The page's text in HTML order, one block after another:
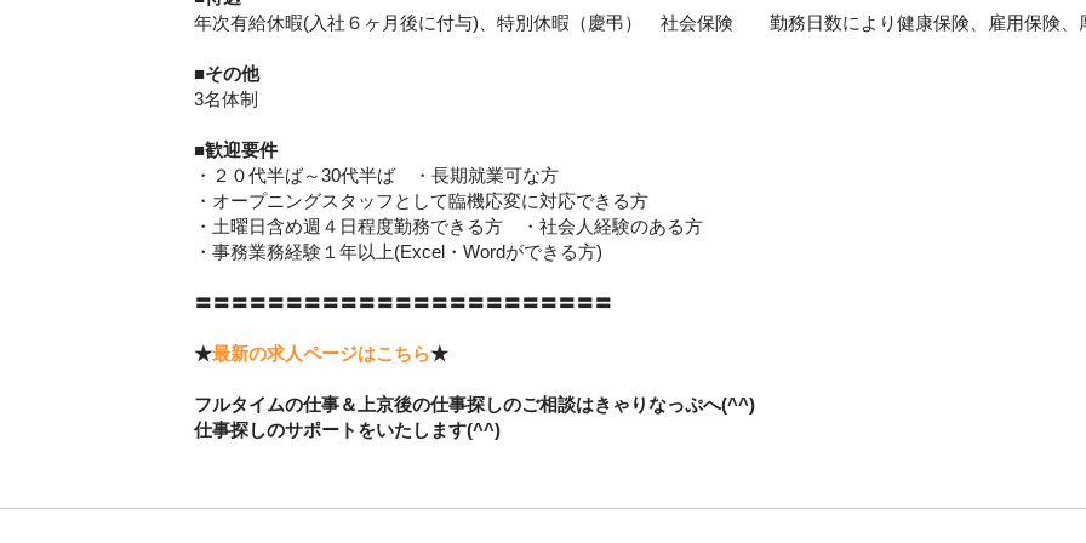
年次有給休暇(入社６ヶ月後に付与)、特別休暇（慶弔） 社会保険 勤務日数により健康保険、雇用保険、
■その他
3名体制
■歓迎要件
・２０代半ば～30代半ば ・長期就業可な方
・オープニングスタッフとして臨機応変に対応できる方
・土曜日含め週４日程度勤務できる方 ・社会人経験のある方
・事務業務経験１年以上(Excel・Wordができる方)
〓〓〓〓〓〓〓〓〓〓〓〓〓〓〓〓〓〓〓〓〓〓〓
★最新の求人ページはこちら★
フルタイムの仕事＆上京後の仕事探しのご相談はきゃりなっぷへ(^^)
仕事探しのサポートをいたします(^^)